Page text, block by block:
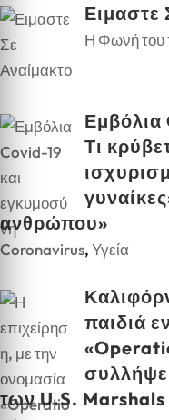
Ειμαστε
Η Φωνή του
Εμβόλια
Τι
ανθρώπου»
Coronavirus,Υγεία
παιδιά
των U.S. Marshals